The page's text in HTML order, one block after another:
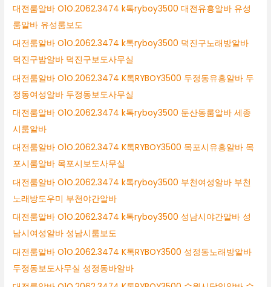
대전룸알바 O1O.2062.3474 k톡ryboy3500 대전유흥알바 유성
룸알바 유성룸보도
대전룸알바 O1O.2062.3474 k톡ryboy3500 덕진구노래방알바
덕진구밤알바 덕진구보도사무실
대전룸알바 O1O.2062.3474 K톡RYBOY3500 두정동유흥알바 두
정동여성알바 두정동보도사무실
대전룸알바 O1O.2062.3474 k톡ryboy3500 둔산동룸알바 세종
시룸알바
대전룸알바 O1O.2062.3474 K톡RYBOY3500 목포시유흥알바 목
포시룸알바 목포시보도사무실
대전룸알바 O1O.2062.3474 k톡ryboy3500 부천여성알바 부천
노래방도우미 부천야간알바
대전룸알바 O1O.2062.3474 k톡ryboy3500 성남시야간알바 성
남시여성알바 성남시룸보도
대전룸알바 O1O.2062.3474 K톡RYBOY3500 성정동노래방알바
두정동보도사무실 성정동바알바